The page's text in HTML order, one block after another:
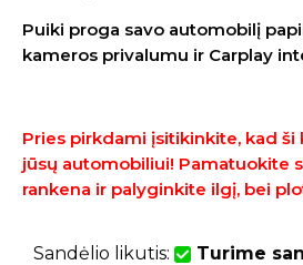
Puiki proga savo automobilį
kameros privalumu ir Carplay
Pries pirkdami įsitikinkite, kad ši
jūsų automobiliui! Pamatuokite
rankena ir palyginkite ilgį, bei
Sandėlio likutis: Turime